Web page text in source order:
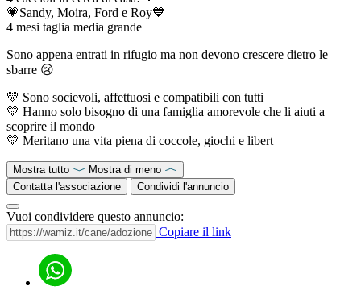
💗Sandy, Moira, Ford e Roy💙
4 mesi taglia media grande
Sono appena entrati in rifugio ma non devono crescere dietro le
sbarre 😢
💛 Sono socievoli, affettuosi e compatibili con tutti
💛 Hanno solo bisogno di una famiglia amorevole che li aiuti a
scoprire il mondo
💛 Meritano una vita piena di coccole, giochi e libert
Mostra tutto
Mostra di meno
Contatta l'associazione
Condividi l'annuncio
Vuoi condividere questo annuncio:
Copiare il link